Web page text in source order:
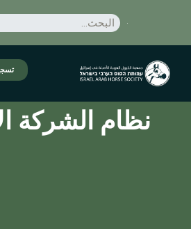
نظام الشركة